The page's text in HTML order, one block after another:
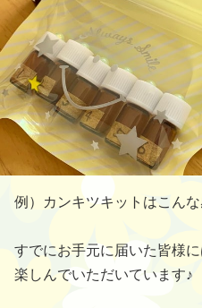
例）カンキツキットはこんな
すでにお手元に届いた皆様に
楽しんでいただいています♪